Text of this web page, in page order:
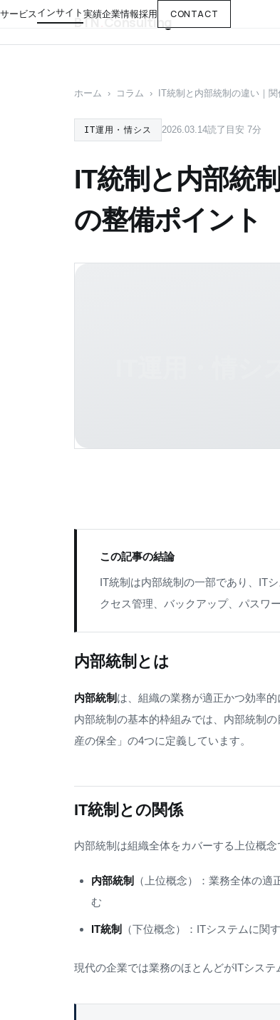
BTN.Consulting
サービスインサイト 実績企業情報採用 CONTACT
ホーム › コラム › IT統制と内部統制の違い｜
IT運用・情シス 2026.03.14読了目安 7分
IT統制と内部統
の整備ポイント
この記事の結論
IT統制は内部統制の一部であり、IT
クセス管理、バックアップ、パスワ
内部統制とは
内部統制 は、組織の業務が適正かつ効率
内部統制の基本的枠組みでは、内部統制
産の保全」の4つに定義しています。
IT統制との関係
内部統制は組織全体をカバーする上位概
内部統制
（上位概念）：業務全体の
む
IT統制 （下位概念）：ITシステムに関
現代の企業では業務のほとんどがITシステ